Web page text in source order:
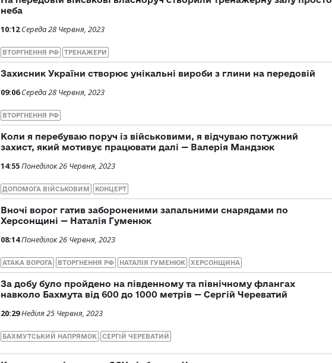
неба
10:12 Середа 28 Червня, 2023
ВТОРГНЕННЯ РФ ТРЕНАЖЕРИ
Захисник України створює унікальні вироби з глини на передовій
09:06 Середа 28 Червня, 2023
ВТОРГНЕННЯ РФ
Коли я перебуваю поруч із військовими, я відчуваю потужний
захист, який мотивує працювати далі — Валерія Мандзюк
14:55Понеділок 26 Червня, 2023
ДОПОМОГА ВІЙСЬКОВИМ КОНЦЕРТ
Вночі ворог гатив забороненими запальними снарядами по
Херсонщині — Наталія Гуменюк
08:14Понеділок 26 Червня, 2023
АТАКА ВОРОГА ВТОРГНЕННЯ РФ НАТАЛІЯ ГУМЕНЮК ХЕРСОНЩИНА
За добу було пройдено на південному та північному флангах
навколо Бахмута від 600 до 1000 метрів — Сергій Череватий
20:29Неділя 25 Червня, 2023
БАХМУТСЬКИЙ НАПРЯМОК СЕРГІЙ ЧЕРЕВАТИЙ